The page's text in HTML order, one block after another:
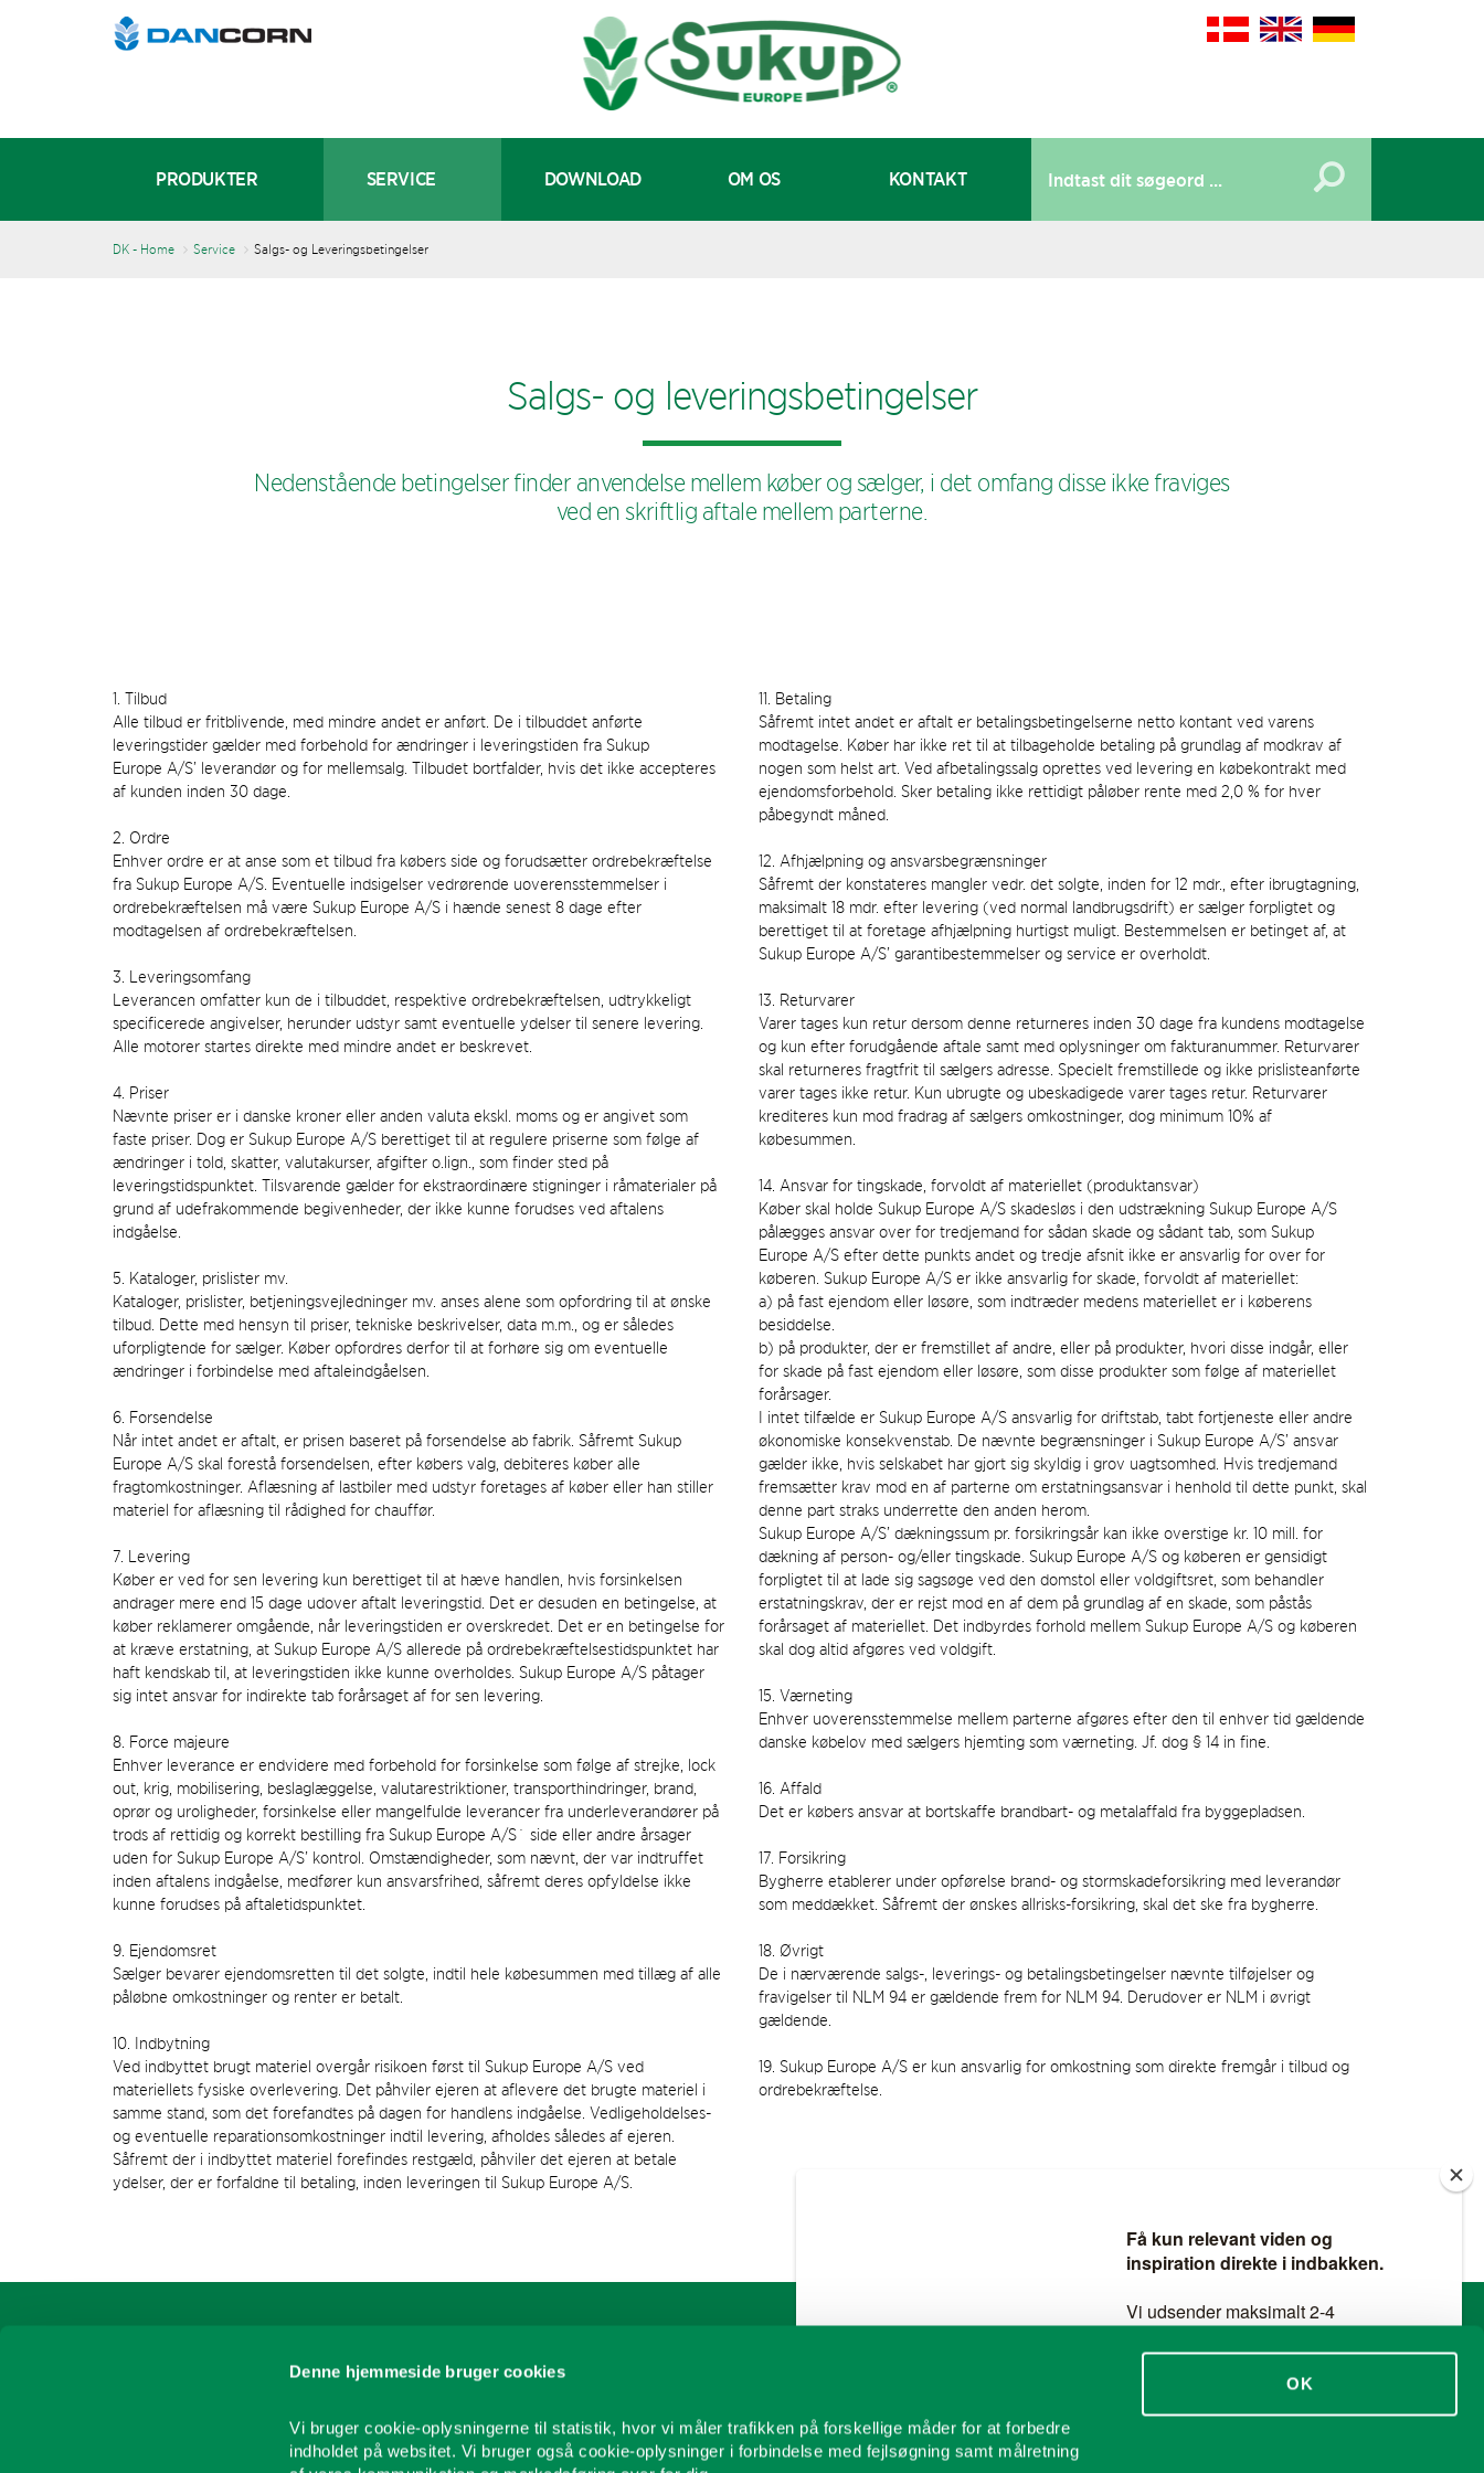
Denne hjemmeside bruger cookies
Vi bruger cookie-oplysningerne til statistik, hvor vi måler trafikken på forskellige måder for at forbedre
indholdet på websitet. Vi bruger også cookie-oplysninger i forbindelse med fejlsøgning samt målretning
OK
PRODUKTER SERVICE DOWNLOAD OM OS KONTAKT
DK - Home Service Salgs- og Leveringsbetingelser
Salgs- og leveringsbetingelser
Nedenstående betingelser finder anvendelse mellem køber og sælger, i det omfang disse ikke fraviges
ved en skriftlig aftale mellem parterne.
1. Tilbud
Alle tilbud er fritblivende, med mindre andet er anført. De i tilbuddet anførte
leveringstider gælder med forbehold for ændringer i leveringstiden fra Sukup
Europe A/S’ leverandør og for mellemsalg. Tilbudet bortfalder, hvis det ikke accepteres
af kunden inden 30 dage.
2. Ordre
Enhver ordre er at anse som et tilbud fra købers side og forudsætter ordrebekræftelse
fra Sukup Europe A/S. Eventuelle indsigelser vedrørende uoverensstemmelser i
ordrebekræftelsen må være Sukup Europe A/S i hænde senest 8 dage efter
modtagelsen af ordrebekræftelsen.
3. Leveringsomfang
Leverancen omfatter kun de i tilbuddet, respektive ordrebekræftelsen, udtrykkeligt
specificerede angivelser, herunder udstyr samt eventuelle ydelser til senere levering.
Alle motorer startes direkte med mindre andet er beskrevet.
4. Priser
Nævnte priser er i danske kroner eller anden valuta ekskl. moms og er angivet som
faste priser. Dog er Sukup Europe A/S berettiget til at regulere priserne som følge af
ændringer i told, skatter, valutakurser, afgifter o.lign., som finder sted på
leveringstidspunktet. Tilsvarende gælder for ekstraordinære stigninger i råmaterialer på
grund af udefrakommende begivenheder, der ikke kunne forudses ved aftalens
indgåelse.
5. Kataloger, prislister mv.
Kataloger, prislister, betjeningsvejledninger mv. anses alene som opfordring til at ønske
tilbud. Dette med hensyn til priser, tekniske beskrivelser, data m.m., og er således
uforpligtende for sælger. Køber opfordres derfor til at forhøre sig om eventuelle
ændringer i forbindelse med aftaleindgåelsen.
6. Forsendelse
Når intet andet er aftalt, er prisen baseret på forsendelse ab fabrik. Såfremt Sukup
Europe A/S skal forestå forsendelsen, efter købers valg, debiteres køber alle
fragtomkostninger. Aflæsning af lastbiler med udstyr foretages af køber eller han stiller
materiel for aflæsning til rådighed for chauffør.
7. Levering
Køber er ved for sen levering kun berettiget til at hæve handlen, hvis forsinkelsen
andrager mere end 15 dage udover aftalt leveringstid. Det er desuden en betingelse, at
køber reklamerer omgående, når leveringstiden er overskredet. Det er en betingelse for
at kræve erstatning, at Sukup Europe A/S allerede på ordrebekræftelsestidspunktet har
haft kendskab til, at leveringstiden ikke kunne overholdes. Sukup Europe A/S påtager
sig intet ansvar for indirekte tab forårsaget af for sen levering.
8. Force majeure
Enhver leverance er endvidere med forbehold for forsinkelse som følge af strejke, lock
out, krig, mobilisering, beslaglæggelse, valutarestriktioner, transporthindringer, brand,
oprør og uroligheder, forsinkelse eller mangelfulde leverancer fra underleverandører på
trods af rettidig og korrekt bestilling fra Sukup Europe A/S´ side eller andre årsager
uden for Sukup Europe A/S’ kontrol. Omstændigheder, som nævnt, der var indtruffet
inden aftalens indgåelse, medfører kun ansvarsfrihed, såfremt deres opfyldelse ikke
kunne forudses på aftaletidspunktet.
9. Ejendomsret
Sælger bevarer ejendomsretten til det solgte, indtil hele købesummen med tillæg af alle
påløbne omkostninger og renter er betalt.
10. Indbytning
Ved indbyttet brugt materiel overgår risikoen først til Sukup Europe A/S ved
materiellets fysiske overlevering. Det påhviler ejeren at aflevere det brugte materiel i
samme stand, som det forefandtes på dagen for handlens indgåelse. Vedligeholdelses-
og eventuelle reparationsomkostninger indtil levering, afholdes således af ejeren.
Såfremt der i indbyttet materiel forefindes restgæld, påhviler det ejeren at betale
ydelser, der er forfaldne til betaling, inden leveringen til Sukup Europe A/S.
11. Betaling
Såfremt intet andet er aftalt er betalingsbetingelserne netto kontant ved varens
modtagelse. Køber har ikke ret til at tilbageholde betaling på grundlag af modkrav af
nogen som helst art. Ved afbetalingssalg oprettes ved levering en købekontrakt med
ejendomsforbehold. Sker betaling ikke rettidigt påløber rente med 2,0 % for hver
påbegyndt måned.
12. Afhjælpning og ansvarsbegrænsninger
Såfremt der konstateres mangler vedr. det solgte, inden for 12 mdr., efter ibrugtagning,
maksimalt 18 mdr. efter levering (ved normal landbrugsdrift) er sælger forpligtet og
berettiget til at foretage afhjælpning hurtigst muligt. Bestemmelsen er betinget af, at
Sukup Europe A/S’ garantibestemmelser og service er overholdt.
13. Returvarer
Varer tages kun retur dersom denne returneres inden 30 dage fra kundens modtagelse
og kun efter forudgående aftale samt med oplysninger om fakturanummer. Returvarer
skal returneres fragtfrit til sælgers adresse. Specielt fremstillede og ikke prislisteanførte
varer tages ikke retur. Kun ubrugte og ubeskadigede varer tages retur. Returvarer
krediteres kun mod fradrag af sælgers omkostninger, dog minimum 10% af
købesummen.
14. Ansvar for tingskade, forvoldt af materiellet (produktansvar)
Køber skal holde Sukup Europe A/S skadesløs i den udstrækning Sukup Europe A/S
pålægges ansvar over for tredjemand for sådan skade og sådant tab, som Sukup
Europe A/S efter dette punkts andet og tredje afsnit ikke er ansvarlig for over for
køberen. Sukup Europe A/S er ikke ansvarlig for skade, forvoldt af materiellet:
a) på fast ejendom eller løsøre, som indtræder medens materiellet er i køberens
besiddelse.
b) på produkter, der er fremstillet af andre, eller på produkter, hvori disse indgår, eller
for skade på fast ejendom eller løsøre, som disse produkter som følge af materiellet
forårsager.
I intet tilfælde er Sukup Europe A/S ansvarlig for driftstab, tabt fortjeneste eller andre
økonomiske konsekvenstab. De nævnte begrænsninger i Sukup Europe A/S’ ansvar
gælder ikke, hvis selskabet har gjort sig skyldig i grov uagtsomhed. Hvis tredjemand
fremsætter krav mod en af parterne om erstatningsansvar i henhold til dette punkt, skal
denne part straks underrette den anden herom.
Sukup Europe A/S’ dækningssum pr. forsikringsår kan ikke overstige kr. 10 mill. for
dækning af person- og/eller tingskade. Sukup Europe A/S og køberen er gensidigt
forpligtet til at lade sig sagsøge ved den domstol eller voldgiftsret, som behandler
erstatningskrav, der er rejst mod en af dem på grundlag af en skade, som påstås
forårsaget af materiellet. Det indbyrdes forhold mellem Sukup Europe A/S og køberen
skal dog altid afgøres ved voldgift.
15. Værneting
Enhver uoverensstemmelse mellem parterne afgøres efter den til enhver tid gældende
danske købelov med sælgers hjemting som værneting. Jf. dog § 14 in fine.
16. Affald
Det er købers ansvar at bortskaffe brandbart- og metalaffald fra byggepladsen.
17. Forsikring
Bygherre etablerer under opførelse brand- og stormskadeforsikring med leverandør
som meddækket. Såfremt der ønskes allrisks-forsikring, skal det ske fra bygherre.
18. Øvrigt
De i nærværende salgs-, leverings- og betalingsbetingelser nævnte tilføjelser og
fravigelser til NLM 94 er gældende frem for NLM 94. Derudover er NLM i øvrigt
gældende.
19. Sukup Europe A/S er kun ansvarlig for omkostning som direkte fremgår i tilbud og
ordrebekræftelse.
Siloer og udstyr
Kornrensning og transportudstyr
Snegl og transport
Projektafdeling
Lager
Virksomhedsprofil
Vores kunder
Følg os på Linkedin